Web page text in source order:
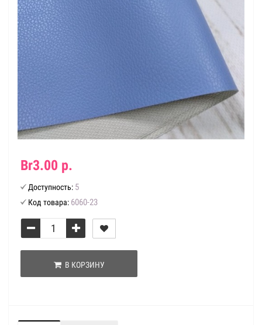
Br3.00 р.
Доступность: 5
Код товара: 6060-23
В КОРЗИНУ